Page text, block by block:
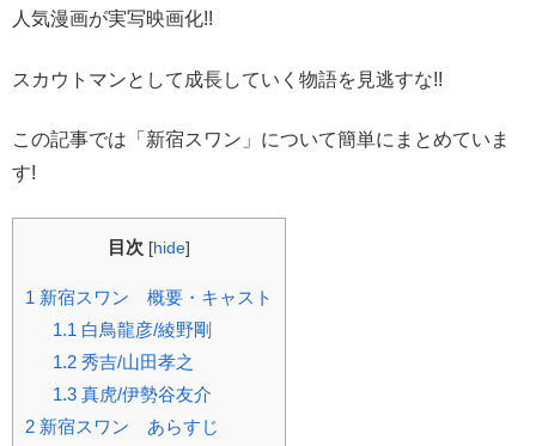
人気漫画が実写映画化!!
スカウトマンとして成長していく物語を見逃すな!!
この記事では「新宿スワン」について簡単にまとめていま
す!
目次 [hide]
1 新宿スワン 概要・キャスト
1.1 白鳥龍彦/綾野剛
1.2秀吉/山田孝之
1.3真虎/伊勢谷友介
2 新宿スワン あらすじ